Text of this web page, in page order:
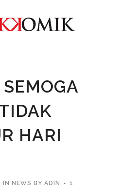
SEMOGA
HARI
IN NEWS BY ADIN
1